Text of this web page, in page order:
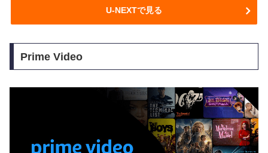
U-NEXTで見る
Prime Video